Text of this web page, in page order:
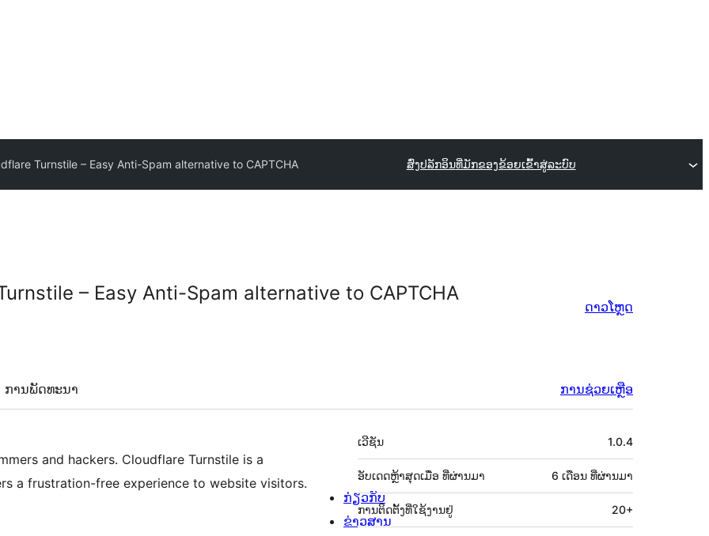
Turnstile – Easy Anti-Spam alternative to CAPTCHA ສົ່ງປລັກອິນທີ່ມັກຂອງຂ້ອຍເຂົ້າສູ່ລະບົບ
– Easy Anti-Spam alternative to CAPTCHA
ດາວໂຫຼດ
ການພັດທະນາ ການຊ່ວຍເຫຼືອ
and hackers. Cloudflare Turnstile is a
a frustration-free experience to website visitors.
ຂໍ້ມູນ
ກຳກັບ
(Meta)
ເວີຊັນ 1.0.4
ອັບເດດຫຼ້າສຸດເມື່ອ 6 ເດືອນ ທີ່ຜ່ານມາ
ທີ່ຜ່ານມາ
ການຕິດຕັ້ງທີ່ໃຊ້ງານຢູ່ 20+
ກ່ຽວກັບ
ຂ່າວສານ